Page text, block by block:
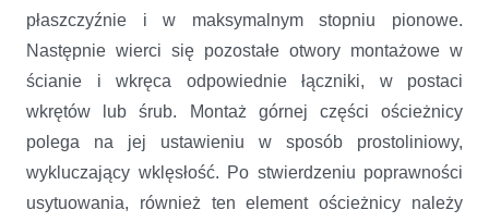
płaszczyźnie i w maksymalnym stopniu pionowe.
Następnie wierci się pozostałe otwory montażowe w
ścianie i wkręca odpowiednie łączniki, w postaci
wkrętów lub śrub. Montaż górnej części ościeżnicy
polega na jej ustawieniu w sposób prostoliniowy,
wykluczający wklęsłość. Po stwierdzeniu poprawności
usytuowania, również ten element ościeżnicy należy